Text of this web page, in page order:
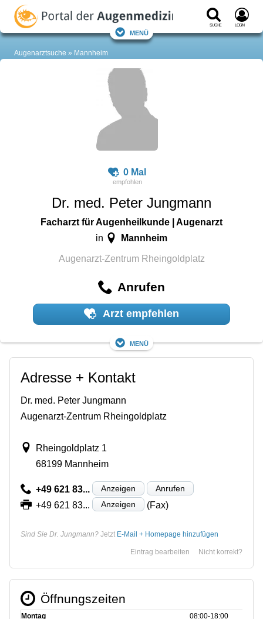
Suche Login
Menü
Augenarztsuche Mannheim
0 Mal
Dr. med. Peter Jungmann
Facharzt für Augenheilkunde | Augenarzt
in Mannheim
Augenarzt-Zentrum Rheingoldplatz
Anrufen
Arzt empfehlen
Menü
Adresse + Kontakt
Dr. med. Peter Jungmann
Augenarzt-Zentrum Rheingoldplatz
Rheingoldplatz 1
68199 Mannheim
+49 621 83... Anzeigen Anrufen
+49 621 83... Anzeigen (Fax)
Sind Sie Dr. Jungmann? Jetzt E-Mail + Homepage hinzufügen
Nicht korrekt?
Eintrag bearbeiten
Öffnungszeiten
Montag
08:00‑18:00